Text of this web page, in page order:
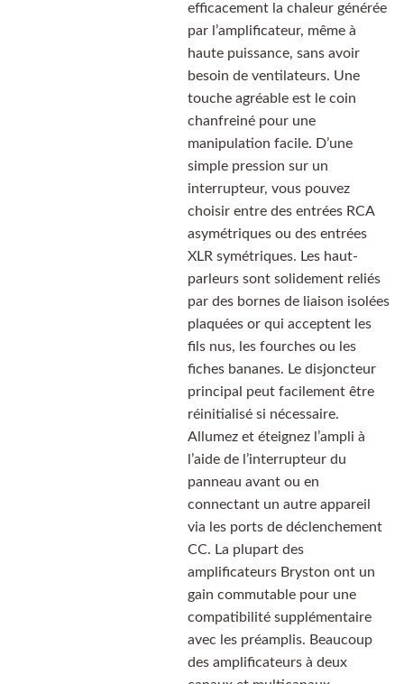
efficacement la chaleur générée
par l’amplificateur, même à
haute puissance, sans avoir
besoin de ventilateurs. Une
touche agréable est le coin
chanfreiné pour une
manipulation facile. D’une
simple pression sur un
interrupteur, vous pouvez
choisir entre des entrées RCA
asymétriques ou des entrées
XLR symétriques. Les haut-
parleurs sont solidement reliés
par des bornes de liaison isolées
plaquées or qui acceptent les
fils nus, les fourches ou les
fiches bananes. Le disjoncteur
principal peut facilement être
réinitialisé si nécessaire.
Allumez et éteignez l’ampli à
l’aide de l’interrupteur du
panneau avant ou en
connectant un autre appareil
via les ports de déclenchement
CC. La plupart des
amplificateurs Bryston ont un
gain commutable pour une
compatibilité supplémentaire
avec les préamplis. Beaucoup
des amplificateurs à deux